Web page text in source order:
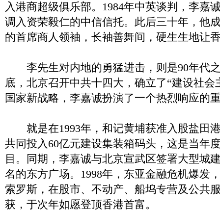
入港商超级俱乐部。1984年中英谈判，李嘉
调入资荣毅仁的中信信托。此后三十年，他
的首席商人领袖，长袖善舞间，硬生生地让
李先生对内地的勇猛进击，则是90年代之
底，北京召开中共十四大，确立了“建设社会
国家新战略，李嘉诚扮演了一个热烈响应的
就是在1993年，和记黄埔获准入股盐田港
共同投入60亿元建设集装箱码头，这是当年
目。同期，李嘉诚与北京宣武区签署大型城
名的东方广场。1998年，东亚金融危机爆发
索罗斯，在股市、不动产、船坞专营及公共
获，于次年如愿登顶香港首富。